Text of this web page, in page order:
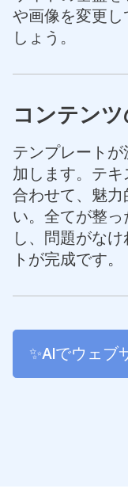
や画像を変更し
しょう。
コンテン
テンプレート
加します。テ
合わせて、魅力
い。全てが整
し、問題がな
トが完成です。
✨AIでウェブ